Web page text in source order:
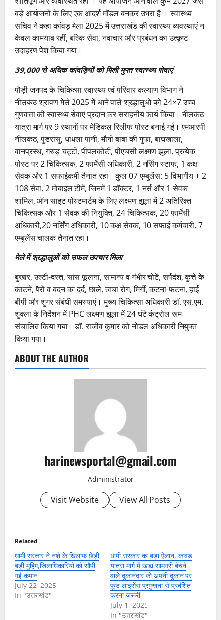
बड़े आयोजनों के लिए एक आदर्श मॉडल बनकर उभरा है । स्वास्थ्य
सचिव ने कहा कांवड़ मेला 2025 में उत्तराखंड की स्वास्थ्य व्यवस्थाएं न
केवल कामयाब रहीं, बल्कि सेवा, नवाचार और प्रबंधन का उत्कृष्ट
उदाहरण पेश किया गया।
39,000 से अधिक कांवड़ियों को मिली मुफ्त स्वास्थ्य सेवाएं
पौड़ी जनपद के चिकित्सा स्वास्थ्य एवं परिवार कल्याण विभाग ने
नीलकंठ श्रावण मेले 2025 में आने वाले श्रद्धालुओं को 24×7 उच्च
गुणवत्ता की स्वास्थ्य सेवाएं प्रदान कर सराहनीय कार्य किया। नीलकंठ
यात्रा मार्ग पर 9 स्थानों पर मेडिकल रिलीफ पोस्ट बनाई गईं। एमआरपी
नीलकंठ, पुंडरासु, धाधला पानी, मौनी बाबा की गुफा, बाघखाला,
वानप्रस्थ, गरुड़ चट्टी, पीपलकोटी, पीएचसी लक्ष्मण झूला, प्रत्येक
पोस्ट पर 2 चिकित्सक, 2 फार्मेसी अधिकारी, 2 नर्सिंग स्टाफ, 1 कक्ष
सेवक और 1 सफाईकर्मी तैनात रहा। कुल 07 एम्बुलेंस: 5 विभागीय + 2
108 सेवा, 2 मोबाइल टीमें, जिनमें 1 डॉक्टर, 1 नर्स और 1 सेवक
शामिल, ऑन साइट पोस्टमार्टम के लिए लक्ष्मण झूला में 2 अतिरिक्त
चिकित्सक और 1 सेवक की नियुक्ति, 24 चिकित्सक, 20 फार्मेसी
अधिकारी,20 नर्सिंग अधिकारी, 10 कक्ष सेवक, 10 सफाई कर्मचारी, 7
एम्बुलेंस चालक तैनात रहा।
मेले में श्रद्धालुओं को सफल उपचार मिला
बुखार, उल्टी-दस्त, सांस फूलना, सामान्य व गंभीर चोटें, सर्पदंश, कुत्ते के
काटने, पैरों व बदन का दर्द, छाले, त्वचा रोग, मिर्गी, कटना-फटना, हाई
बीपी और शुगर संबंधी समस्याएं। मुख्य चिकित्सा अधिकारी डॉ. एस.एम.
शुक्ला के निर्देशन में PHC लक्ष्मण झूला में 24 घंटे कंट्रोल रूम
संचालित किया गया। डॉ. राजीव कुमार को नोडल अधिकारी नियुक्त
किया गया।
ABOUT THE AUTHOR
harinewsportal@gmail.com
Administrator
Visit Website View All Posts
Related
धामी सरकार ने नशे के खिलाफ छेड़ी
बड़ी मुहिम,जिलाधिकारियों को सौंपी
गई कमान
July 22, 2025
In "उत्तराखंड"
धामी सरकार का बड़ा ऐलान, कांवड़
यात्रा मार्ग में खाद्य सामग्री बेचने
वाले दुकानदार को अपनी दुकान पर
फूड लाइसेंस प्रमुखता से प्रर्दशित
करना जरूरी
July 1, 2025
In "उत्तराखंड"